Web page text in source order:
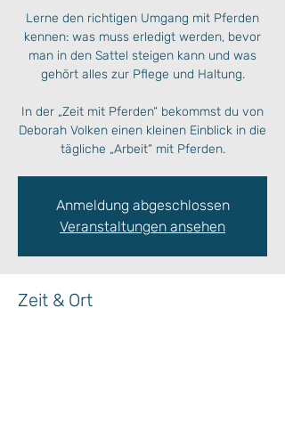
Lerne den richtigen Umgang mit Pferden
kennen: was muss erledigt werden, bevor
man in den Sattel steigen kann und was
gehört alles zur Pflege und Haltung.
In der „Zeit mit Pferden“ bekommst du von
Deborah Volken einen kleinen Einblick in die
tägliche „Arbeit“ mit Pferden.
Anmeldung abgeschlossen
Veranstaltungen ansehen
Zeit & Ort